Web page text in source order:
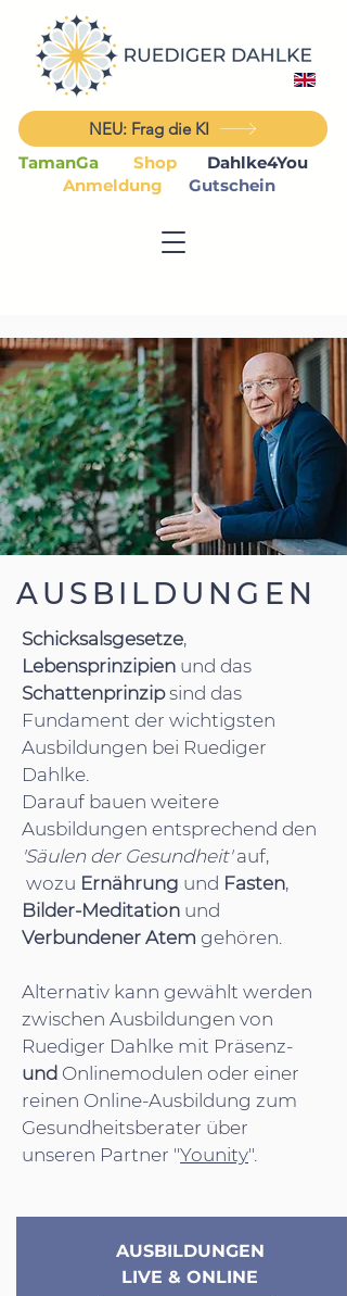
NEU: Frag die KI
TamanGa
Shop
Dahlke4You
Anmeldung
Gutschein
AUSBILDUNGEN
Schicksalsgesetze,
Lebensprinzipien und das
Schattenprinzipsind das
Fundament der wichtigsten
Ausbildungen bei Ruediger
Dahlke.
Darauf bauen weitere
Ausbildungen entsprechend den
'Säulen der Gesundheit'auf,
wozu Ernährung und Fasten,
Bilder-Meditation und
Verbundener Atem gehören.
Alternativ kann gewählt werden
zwischen Ausbildungen von
Ruediger Dahlke mit Präsenz-
und Onlinemodulen oder einer
reinen Online-Ausbildung zum
Gesundheitsberater über
unseren Partner "Younity".
AUSBILDUNGEN
LIVE & ONLINE